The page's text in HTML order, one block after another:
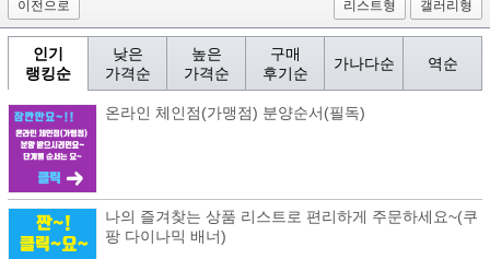
이전으로 리스트형 갤러리형
인기
랭킹순
낮은
가격순
높은
가격순
구매
후기순
가나다순 역순
온라인 체인점(가맹점) 분양순서(필독)
나의 즐겨찾는 상품 리스트로 편리하게 주문하세요~(쿠
팡 다이나믹 배너)